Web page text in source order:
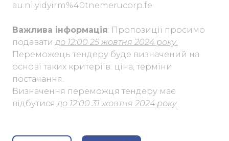
au.ni.yidyirm%40tnemerucorp.fe
Важлива інформація: Пропозиції просимо
подаватидо 12:00 25 жовтня 2024 року.
Переможець тендеру буде визначений на
основі таких критеріїв: ціна, терміни
постачання.
Визначення переможця тендеру має
відбутисядо 12:00 31 жовтня 2024 року